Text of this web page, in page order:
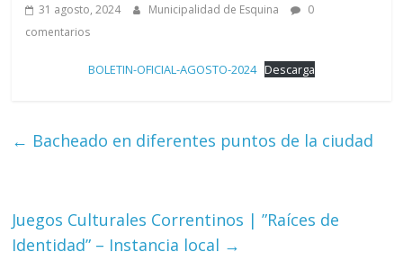
31 agosto, 2024 Municipalidad de Esquina
0
comentarios
BOLETIN-OFICIAL-AGOSTO-2024 Descarga
← Bacheado en diferentes puntos de la ciudad
Juegos Culturales Correntinos | ”Raíces de
Identidad” – Instancia local →